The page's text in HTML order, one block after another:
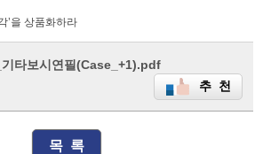
’을 상품화하라
기타보시연필(Case_+1).pdf
추 천
목 록